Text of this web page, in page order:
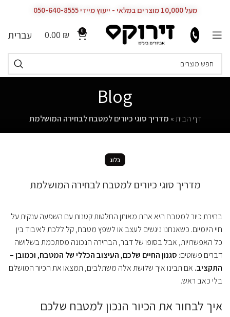
מעל 10,000 מוצרים במלאי - ייעוץ מיידי 050-640-8555
0
0.00 ₪ עברית
Blog
דף הבית» מדריך סוגי כיורים למטבח לבחירה המושלמת
בלוג
מדריך סוגי כיורים למטבח לבחירה המושלמת
בחירת כיור למטבח היא אחת מאותן החלטות קטנות עם השפעה ענקית על
חיי היומיום. כשאנחנו ניגשים לעצב או לשפץ מטבח, קל ללכת לאיבוד בין
כל האפשרויות, אבל בסופו של דבר, הבחירה הנכונה מסתכמת בשלושה
דברים פשוטים: סגנון החיים שלכם, העיצוב הכללי של המטבח, וכמובן –
התקציב. אם תבינו איך שלושת אלה משתלבים, תמצאו את הכיור המושלם
בלי כאב ראש.
איך לבחור את הכיור הנכון למטבח שלכם